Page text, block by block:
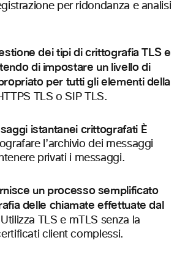
per ridondanza e analisi
dei tipi di crittografia TLS e
di impostare un livello di
per tutti gli elementi della
TLS o SIP TLS.
istantanei crittografati È
l’archivio dei messaggi
privati i messaggi.
un processo semplificato
delle chiamate effettuate dal
TLS e mTLS senza la
client complessi.